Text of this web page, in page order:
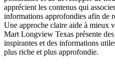
apprécient les contenus qui
informations approfondies afin de
Une approche claire aide à mieux
Mart Longview Texas présente
inspirantes et des informations
plus riche et plus approfondie.